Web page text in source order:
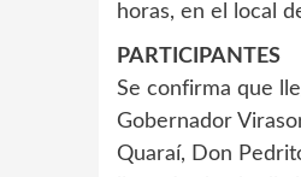
horas, en el local
PARTICIPANTES
Se confirma que
Gobernador
Quaraí, Don